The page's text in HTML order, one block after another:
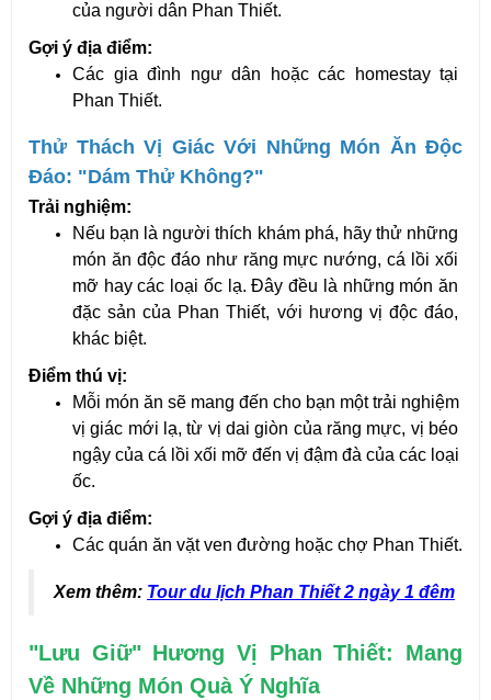
của người dân Phan Thiết.
Gợi ý địa điểm:
Các gia đình ngư dân hoặc các homestay tại
Phan Thiết.
Thử Thách Vị Giác Với Những Món Ăn Độc
Đáo: "Dám Thử Không?"
Trải nghiệm:
Nếu bạn là người thích khám phá, hãy thử những
món ăn độc đáo như răng mực nướng, cá lồi xối
mỡ hay các loại ốc lạ. Đây đều là những món ăn
đặc sản của Phan Thiết, với hương vị độc đáo,
khác biệt.
Điểm thú vị:
Mỗi món ăn sẽ mang đến cho bạn một trải nghiệm
vị giác mới lạ, từ vị dai giòn của răng mực, vị béo
ngậy của cá lồi xối mỡ đến vị đậm đà của các loại
ốc.
Gợi ý địa điểm:
Các quán ăn vặt ven đường hoặc chợ Phan Thiết.
Xem thêm: Tour du lịch Phan Thiết 2 ngày 1 đêm
"Lưu Giữ" Hương Vị Phan Thiết: Mang
Về Những Món Quà Ý Nghĩa